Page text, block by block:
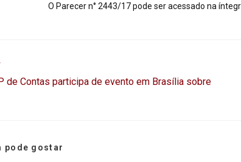
O Parecer n° 2443/17 pode ser acessado na
de Contas participa de evento em Brasília sobre
pode gostar